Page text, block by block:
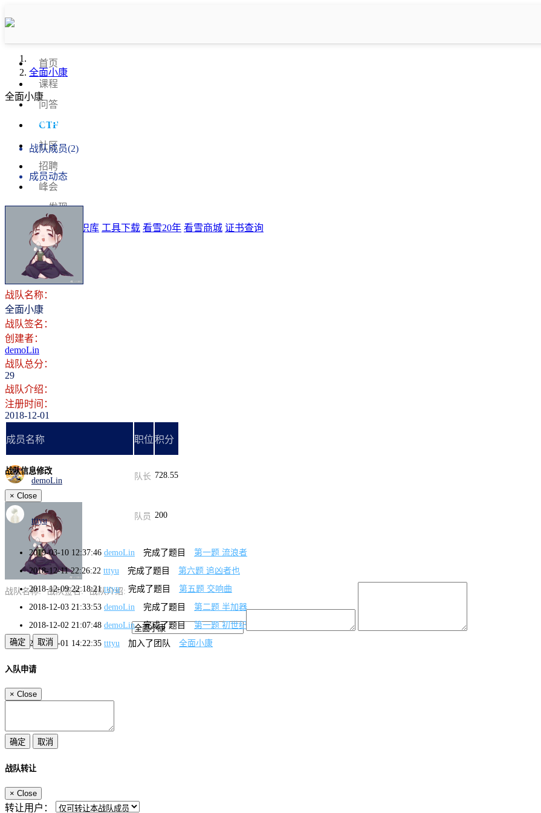
首页
课程
问答
CTF
社区
招聘
峰会
发现
排行榜
知识库 工具下载 看雪20年 看雪商城 证书查询
登录 注册
全面小康
全面小康
战队信息
战队成员(2)
成员动态
战队名称：
全面小康
战队签名：
创建者：
demoLin
战队总分：
29
战队介绍：
注册时间：
2018-12-01
成员名称 职位积分
demoLin 队长 728.55
tttyu 队员 200
2019-03-10 12:37:46 demoLin 完成了题目
第一题 流浪者
2018-12-11 22:26:22 tttyu 完成了题目
第六题 追凶者也
2018-12-09 22:18:21 tttyu 完成了题目
第五题 交响曲
2018-12-03 21:33:53 demoLin 完成了题目
第二题 半加器
2018-12-02 21:07:48 demoLin 完成了题目
第一题 初世纪
2018-12-01 14:22:35 tttyu 加入了团队 全面小康
战队信息修改
× Close
战队名称: 战队签名: 战队介绍:
入队申请
× Close
战队转让
× Close
转让用户：